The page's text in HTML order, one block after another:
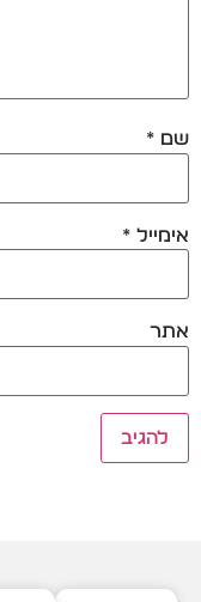
שם *
אימייל *
אתר